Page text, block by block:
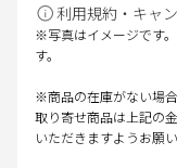
利用規約・キャ
※写真はイメージです
す。
※商品の在庫がない場合
取り寄せ商品は上記の
いただきますようお願